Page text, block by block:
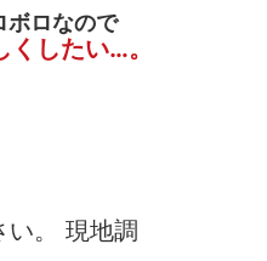
ボロなので
くしたい…。
い。 現地調